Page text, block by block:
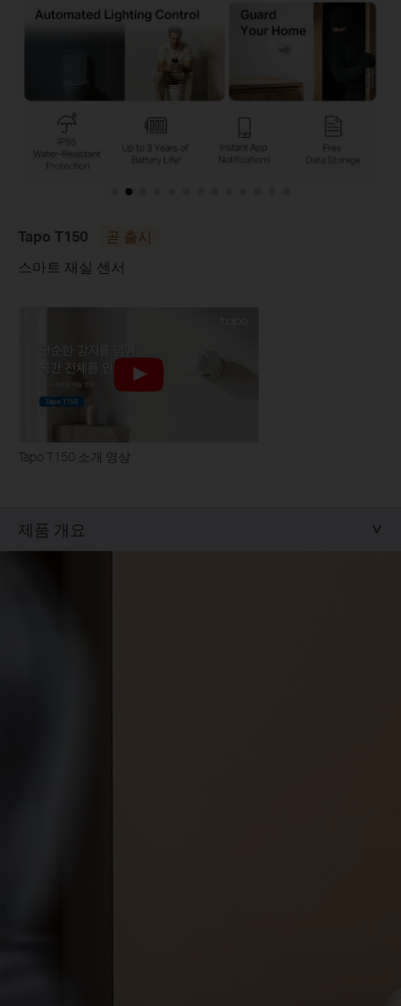
Tapo T150
곧 출시
스마트 재실 센서
Tapo T150 소개 영상
제품 개요